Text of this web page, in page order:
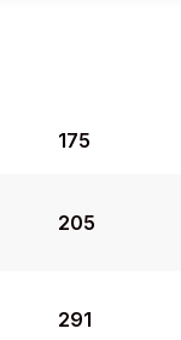
175
205
291